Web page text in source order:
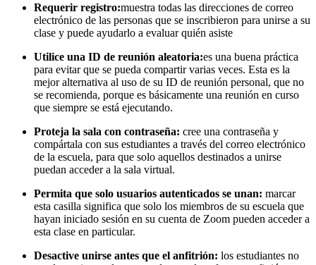
Requerir registro:muestra todas las direcciones de correo
electrónico de las personas que se inscribieron para unirse a su
clase y puede ayudarlo a evaluar quién asiste
Utilice una ID de reunión aleatoria:es una buena práctica
para evitar que se pueda compartir varias veces. Esta es la
mejor alternativa al uso de su ID de reunión personal, que no
se recomienda, porque es básicamente una reunión en curso
que siempre se está ejecutando.
Proteja la sala con contraseña: cree una contraseña y
compártala con sus estudiantes a través del correo electrónico
de la escuela, para que solo aquellos destinados a unirse
puedan acceder a la sala virtual.
Permita que solo usuarios autenticados se unan: marcar
esta casilla significa que solo los miembros de su escuela que
hayan iniciado sesión en su cuenta de Zoom pueden acceder a
esta clase en particular.
Desactive unirse antes que el anfitrión: los estudiantes no